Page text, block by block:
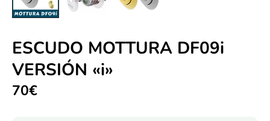
ESCUDO MOTTURA DF09i
VERSIÓN «i»
70€